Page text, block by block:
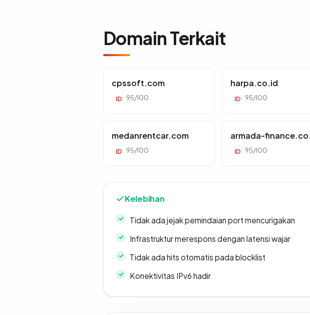
Domain Terkait
cpssoft.com
ID 95/100
harpa.co.id
ID 95/100
medanrentcar.com
ID 95/100
armada-
ID 95/100
Kelebihan
Tidak ada jejak pemindaian port mencurigakan
Infrastruktur merespons dengan latensi wajar
Tidak ada hits otomatis pada blocklist
Konektivitas IPv6 hadir